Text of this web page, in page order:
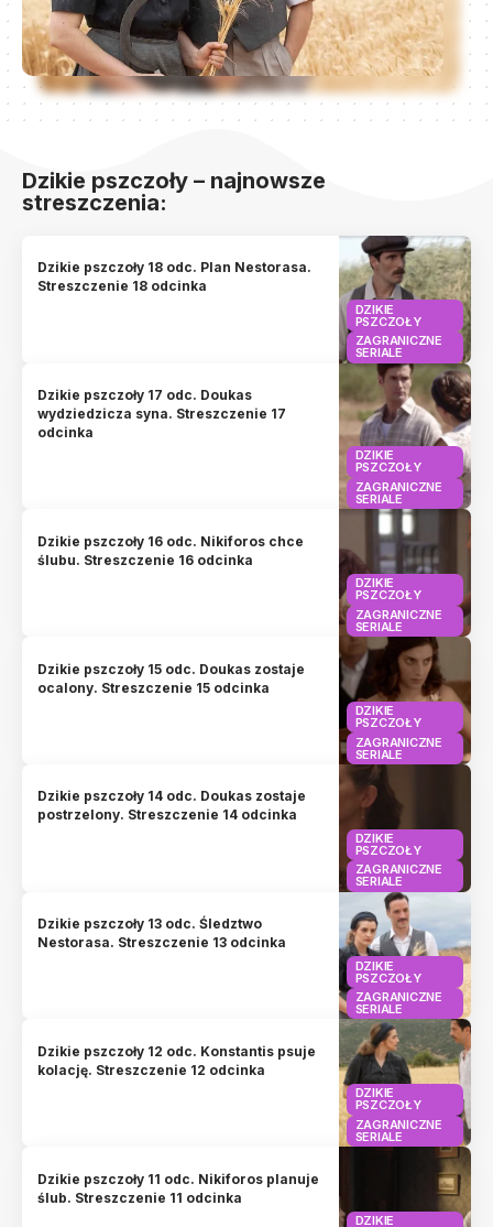
Dzikie pszczoły – najnowsze
streszczenia:
DZIKIE
PSZCZOŁY
ZAGRANICZNE
SERIALE
Dzikie pszczoły 18 odc. Plan Nestorasa.
Streszczenie 18 odcinka
DZIKIE
PSZCZOŁY
ZAGRANICZNE
SERIALE
Dzikie pszczoły 17 odc. Doukas
wydziedzicza syna. Streszczenie 17
odcinka
DZIKIE
PSZCZOŁY
ZAGRANICZNE
SERIALE
Dzikie pszczoły 16 odc. Nikiforos chce
ślubu. Streszczenie 16 odcinka
DZIKIE
PSZCZOŁY
ZAGRANICZNE
SERIALE
Dzikie pszczoły 15 odc. Doukas zostaje
ocalony. Streszczenie 15 odcinka
DZIKIE
PSZCZOŁY
ZAGRANICZNE
SERIALE
Dzikie pszczoły 14 odc. Doukas zostaje
postrzelony. Streszczenie 14 odcinka
DZIKIE
PSZCZOŁY
ZAGRANICZNE
SERIALE
Dzikie pszczoły 13 odc. Śledztwo
Nestorasa. Streszczenie 13 odcinka
DZIKIE
PSZCZOŁY
ZAGRANICZNE
SERIALE
Dzikie pszczoły 12 odc. Konstantis psuje
kolację. Streszczenie 12 odcinka
DZIKIE
Dzikie pszczoły 11 odc. Nikiforos planuje
ślub. Streszczenie 11 odcinka